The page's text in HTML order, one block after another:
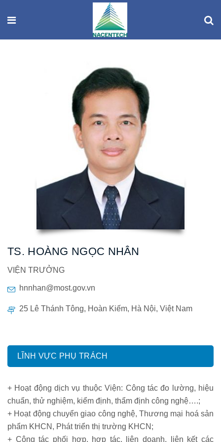
TS. HOÀNG NGỌC NHÂN
VIỆN TRƯỞNG
hnnhan@most.gov.vn
25 Lê Thánh Tông, Hoàn Kiếm, Hà Nội, Việt Nam
LĨNH VỰC PHỤ TRÁCH
+ Hoạt động dịch vụ thuộc Viện: Công tác đo lường, hiệu
chuẩn, thử nghiệm, kiểm định, thẩm định công nghệ….;
+ Hoạt động chuyển giao công nghệ, Thương mại hoá sản
phẩm KHCN, Phát triển thị trường KHCN;
+ Công tác phối hợp, hợp tác, liên doanh, liên kết các